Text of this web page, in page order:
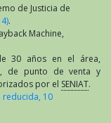
de Justicia de
.
Machine,
30 años en el área,
de punto de venta y
por el SENIAT.
reducida, 10